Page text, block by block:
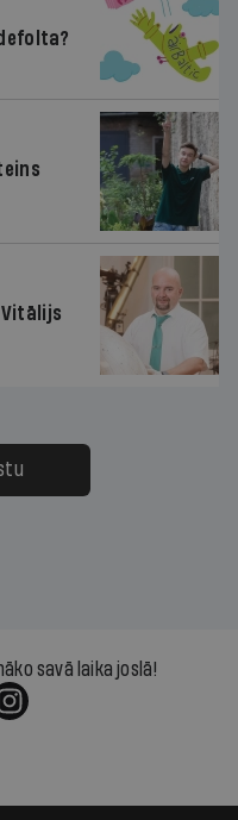
Vitālijs
savā laika joslā!